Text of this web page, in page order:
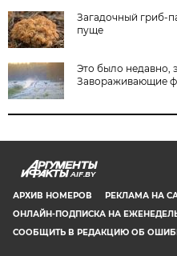
Загадочный гриб-
пуще
Это было недавно,
Завораживающие
AIF.BY
АРХИВ НОМЕРОВ РЕКЛАМА НА
ОНЛАЙН-ПОДПИСКА НА
СООБЩИТЬ В РЕДАКЦИЮ ОБ